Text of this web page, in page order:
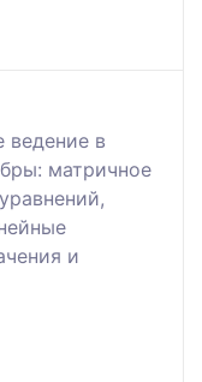
ведение в
матричное
и